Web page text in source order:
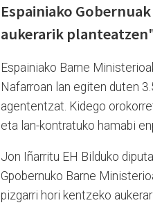
Espainiako
aukerarik
Espainiako Barne
Nafarroan lan egiten duten
agententzat. Kidego
eta lan-kontratuko hamabi
Jon Iñarritu EH Bilduko
Gpobernuko Barne
pizgarri hori kentzeko